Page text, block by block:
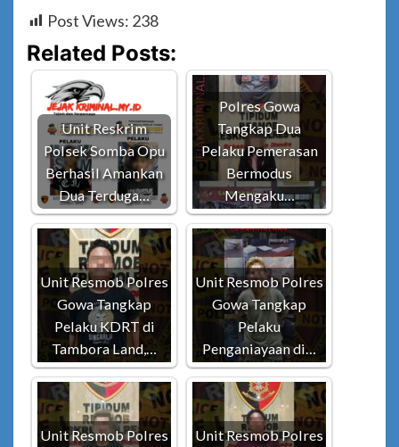
Post Views: 238
Related Posts:
Unit Reskrim
Polsek Somba Opu
Berhasil Amankan
Dua Terduga…
Polres Gowa
Tangkap Dua
Pelaku Pemerasan
Bermodus
Mengaku…
Unit Resmob Polres
Gowa Tangkap
Pelaku KDRT di
Tambora Land,…
Unit Resmob Polres
Gowa Tangkap
Pelaku
Penganiayaan di…
Unit Resmob Polres
Unit Resmob Polres